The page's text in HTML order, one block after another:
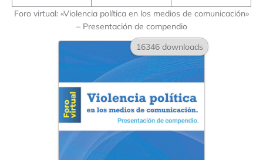
Foro virtual: «Violencia política en los medios de comunicación»
– Presentación de compendio
16346 downloads